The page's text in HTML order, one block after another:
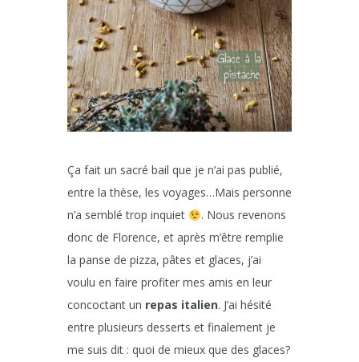
Ça fait un sacré bail que je n’ai pas publié,
entre la thèse, les voyages…Mais personne
n’a semblé trop inquiet
. Nous revenons
donc de Florence, et après m’être remplie
la panse de pizza, pâtes et glaces, j’ai
voulu en faire profiter mes amis en leur
concoctant un repas italien. J’ai hésité
entre plusieurs desserts et finalement je
me suis dit : quoi de mieux que des glaces?